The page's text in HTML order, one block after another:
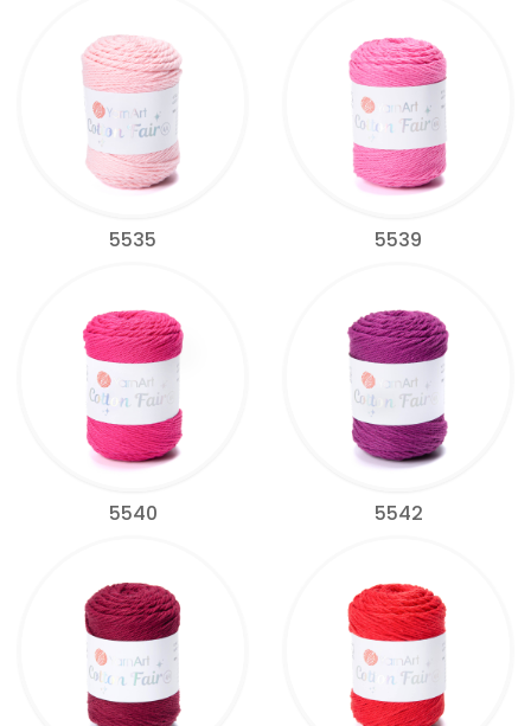
5535 5539
5540 5542